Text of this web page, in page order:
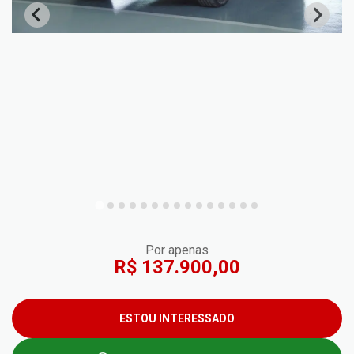
Por apenas
R$ 137.900,00
ESTOU INTERESSADO